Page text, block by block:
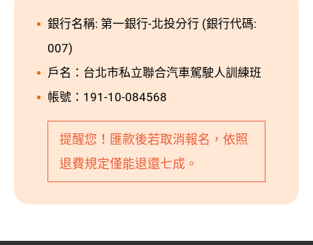
銀行名稱: 第一銀行-北投分行 (銀行代碼:
007)
戶名：台北市私立聯合汽車駕駛人訓練班
帳號：191-10-084568
提醒您！匯款後若取消報名，依照
退費規定僅能退還七成。